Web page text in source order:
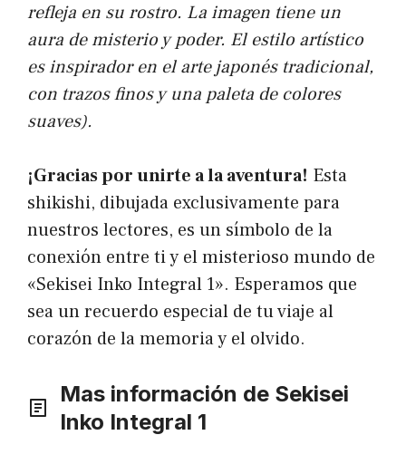
refleja en su rostro. La imagen tiene un
aura de misterio y poder. El estilo artístico
es inspirador en el arte japonés tradicional,
con trazos finos y una paleta de colores
suaves).
¡Gracias por unirte a la aventura! Esta
shikishi, dibujada exclusivamente para
nuestros lectores, es un símbolo de la
conexión entre ti y el misterioso mundo de
«Sekisei Inko Integral 1». Esperamos que
sea un recuerdo especial de tu viaje al
corazón de la memoria y el olvido.
Mas información de Sekisei
Inko Integral 1